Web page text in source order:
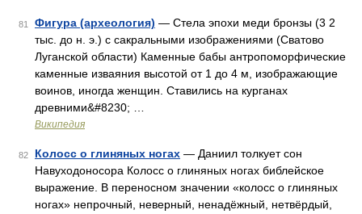
81 Фигура (археология) — Стела эпохи меди бронзы (3 2
тыс. до н. э.) с сакральными изображениями (Сватово
Луганской области) Каменные бабы антропоморфические
каменные изваяния высотой от 1 до 4 м, изображающие
воинов, иногда женщин. Ставились на курганах
древними&#8230; …
Википедия
82 Колосс о глиняных ногах — Даниил толкует сон
Навуходоносора Колосс о глиняных ногах библейское
выражение. В переносном значении «колосс о глиняных
ногах» непрочный, неверный, ненадёжный, нетвёрдый,